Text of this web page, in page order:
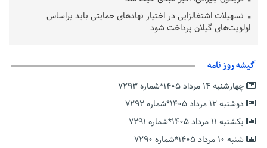
تسهیلات اشتغالزایی در اختیار نهادهای حمایتی باید براساس
اولویت‌های گیلان پرداخت شود
دفتر رهبر انقلاب: مطالب خارج از مراجع رسمی فاقد سندیت است
بقائی: فضای مذاکرات فنی و سیاسی ایران و عمان درباره تنگه هرمز،
مثبت است
رئیس سازمان جهاد کشاورزی استان: کشاورزان گیلان نسبت به
دریافت یارانه کود اقدام کنند
گیشه روز نامه
چهارشنبه ۱۴ مرداد ۱۴۰۵*شماره ۷۲۹۳
دوشنبه ۱۲ مرداد ۱۴۰۵*شماره ۷۲۹۲
یکشنبه ۱۱ مرداد ۱۴۰۵*شماره ۷۲۹۱
شنبه ۱۰ مرداد ۱۴۰۵*شماره ۷۲۹۰